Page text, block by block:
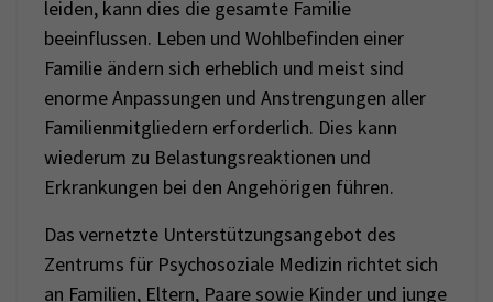
leiden, kann dies die gesamte Familie
beeinflussen. Leben und Wohlbefinden einer
Familie ändern sich erheblich und meist sind
enorme Anpassungen und Anstrengungen aller
Familienmitgliedern erforderlich. Dies kann
wiederum zu Belastungsreaktionen und
Erkrankungen bei den Angehörigen führen.
Das vernetzte Unterstützungsangebot des
Zentrums für Psychosoziale Medizin richtet sich
an Familien, Eltern, Paare sowie Kinder und junge